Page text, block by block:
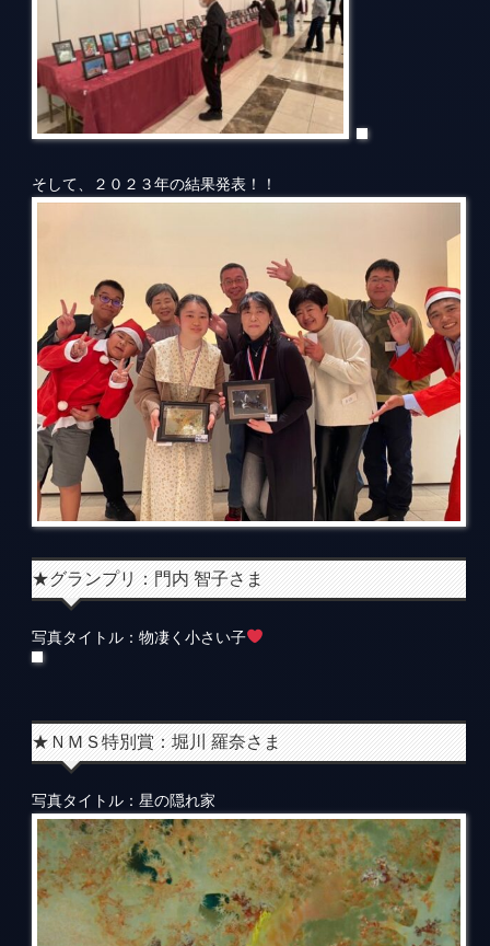
そして、２０２３年の結果発表！！
★グランプリ：門内 智子さま
写真タイトル：物凄く小さい子
★ＮＭＳ特別賞：堀川 羅奈さま
写真タイトル：星の隠れ家